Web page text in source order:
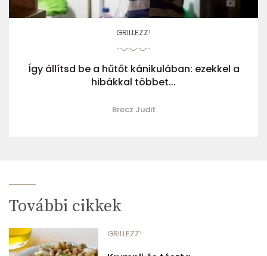
GRILLEZZ!
Így állítsd be a hűtőt kánikulában: ezekkel a
hibákkal többet...
Brecz Judit
További cikkek
GRILLEZZ!